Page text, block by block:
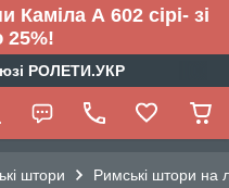
А 602 сірі- зі
25%!
РОЛЕТИ.УКР
штори Римські штори на